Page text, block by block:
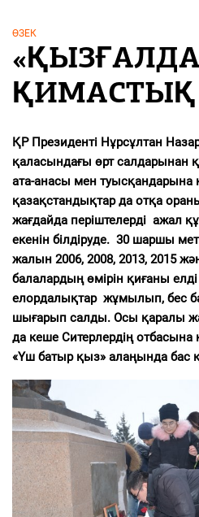
ӨЗЕК
ҚИМАСТЫҚ
ҚР Президенті Нұрсұлтан
қаласындағы өрт салдарынан
ата-анасы мен туысқандарына
қазақстандықтар да отқа
жағдайда періштелерді ажал
екенін білдіруде. 30 шаршы
жалын 2006, 2008, 2013, 2015
балалардың өмірін қиғаны елді
елордалықтар жұмылып, бес
шығарып салды. Осы қаралы
да кеше Ситерлердің отбасына
«Үш батыр қыз» алаңында бас